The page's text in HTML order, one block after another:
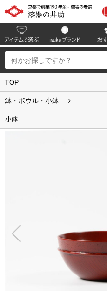
TOP
鉢・ボウル・小鉢
小鉢